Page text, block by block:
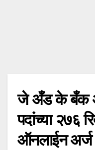
जे अँड के बँक
पदांच्या २७६
ऑनलाईन अर्ज